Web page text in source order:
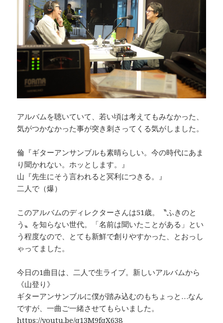
アルバムを聴いていて、若い頃は考えてもみなかった、
気がつかなかった事が突き刺さってくる気がしました。
倫『ギターアンサンブルも素晴らしい。今の時代にあま
り聞かれない。ホッとします。』
山『先生にそう言われると冥利につきる。』
二人で（爆）
このアルバムのディレクターさんは51歳。〝ふきのと
う〟を知らない世代。「名前は聞いたことがある」とい
う程度なので、とても新鮮で創りやすかった、とおっし
ゃってました。
今日の1曲目は、二人で生ライブ。新しいアルバムから
《山登り》
ギターアンサンブルに僕が踏み込むのもちょっと…なん
ですが、一曲ご一緒させてもらいました。
https://youtu.be/q13M9fqX638